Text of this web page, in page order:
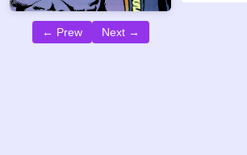
← Prew Next →